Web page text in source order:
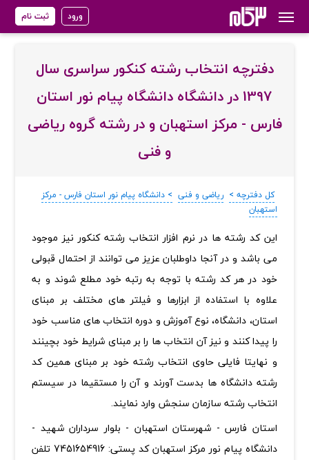
ورود ثبت نام
دفترچه انتخاب رشته کنکور سراسری سال
1397 در دانشگاه دانشگاه پیام نور استان
فارس - مرکز استهبان و در رشته گروه ریاضی
و فنی
کل دفترچه > ریاضی و فنی > دانشگاه پیام نور استان فارس - مرکز
استهبان
‏این کد رشته ها در نرم افزار انتخاب رشته کنکور نیز موجود
می باشد و در آنجا داوطلبان عزیز می توانند از احتمال قبولی
خود در هر کد رشته با توجه به رتبه خود مطلع شوند و به
علاوه با استفاده از ابزارها و فیلتر های مختلف بر مبنای
استان، دانشگاه، نوع آموزش و دوره انتخاب های مناسب خود
را پیدا کنند و نیز آن انتخاب ها را بر مبنای شرایط خود بچینند
و نهایتا فایلی حاوی انتخاب رشته خود بر مبنای همین کد
رشته دانشگاه ها بدست آورند و آن را مستقیما در سیستم
انتخاب رشته سازمان سنجش وارد نمایند.
استان فارس - شهرستان استهبان - بلوار سرداران شهید -
دانشگاه پیام نور مرکز استهبان کد پستی: 7451654916 تلفن